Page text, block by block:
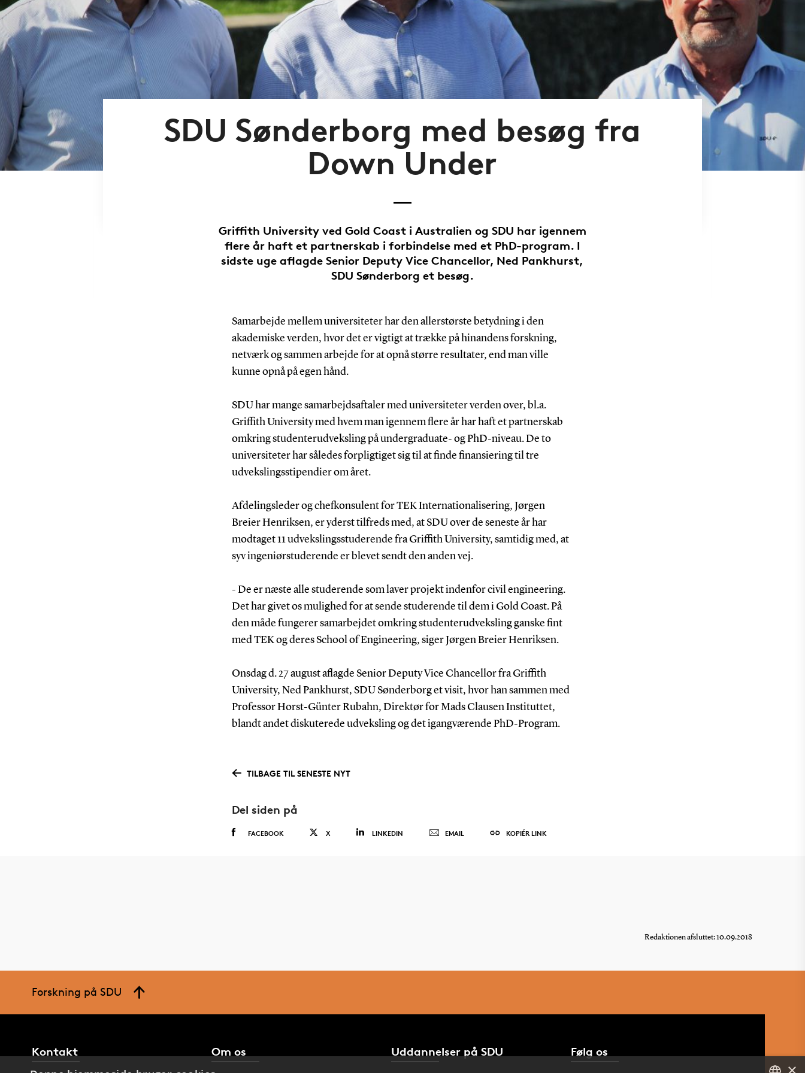
SDU Sønderborg med besøg fra
Down Under
Griffith University ved Gold Coast i Australien og SDU har igennem
flere år haft et partnerskab i forbindelse med et PhD-program. I
sidste uge aflagde Senior Deputy Vice Chancellor, Ned Pankhurst,
SDU Sønderborg et besøg.
Samarbejde mellem universiteter har den allerstørste betydning i den
akademiske verden, hvor det er vigtigt at trække på hinandens forskning,
netværk og sammen arbejde for at opnå større resultater, end man ville
kunne opnå på egen hånd.
SDU har mange samarbejdsaftaler med universiteter verden over, bl.a.
Griffith University med hvem man igennem flere år har haft et partnerskab
omkring studenterudveksling på undergraduate- og PhD-niveau. De to
universiteter har således forpligtiget sig til at finde finansiering til tre
udvekslingsstipendier om året.
Afdelingsleder og chefkonsulent for TEK Internationalisering, Jørgen
Breier Henriksen, er yderst tilfreds med, at SDU over de seneste år har
modtaget 11 udvekslingsstuderende fra Griffith University, samtidig med, at
syv ingeniørstuderende er blevet sendt den anden vej.
- De er næste alle studerende som laver projekt indenfor civil engineering.
Det har givet os mulighed for at sende studerende til dem i Gold Coast. På
den måde fungerer samarbejdet omkring studenterudveksling ganske fint
med TEK og deres School of Engineering, siger Jørgen Breier Henriksen.
Onsdag d. 27 august aflagde Senior Deputy Vice Chancellor fra Griffith
University, Ned Pankhurst, SDU Sønderborg et visit, hvor han sammen med
Professor Horst-Günter Rubahn, Direktør for Mads Clausen Instituttet,
blandt andet diskuterede udveksling og det igangværende PhD-Program.
TILBAGE TIL SENESTE NYT
Del siden på
FACEBOOK X LINKEDIN EMAIL KOPIÉR LINK
Redaktionen afsluttet: 10.09.2018
Forskning på SDU
Kontakt Om os Uddannelser på SDU Følg os